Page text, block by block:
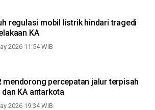
regulasi mobil listrik hindari tragedi
KA
2026 11:54 WIB
mendorong percepatan jalur terpisah
dan KA antarkota
2026 19:34 WIB